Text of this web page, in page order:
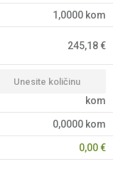
1,0000 kom
245,18€
kom
0,0000 kom
0,00€